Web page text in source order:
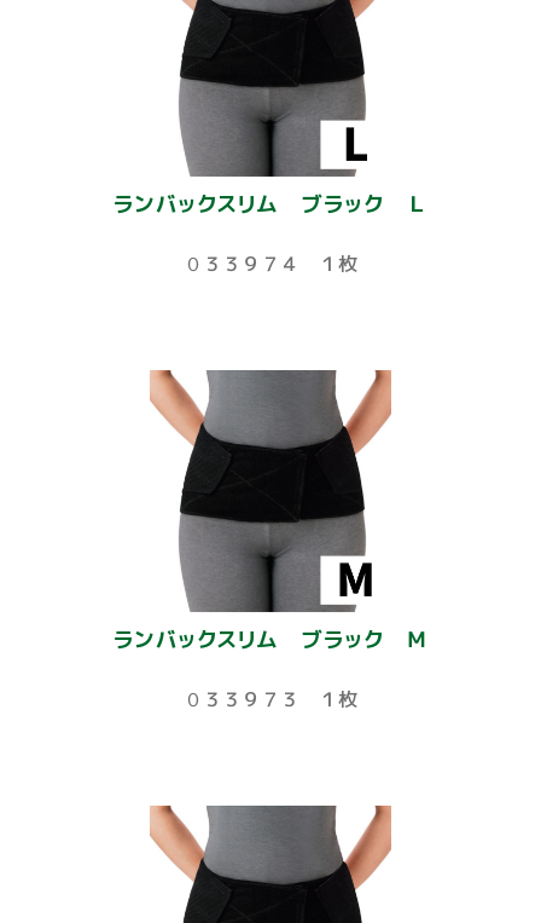
ランバックスリム ブラック Ｌ
０３３９７４ １枚
ランバックスリム ブラック Ｍ
０３３９７３ １枚